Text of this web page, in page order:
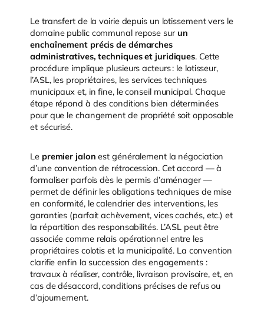
Le transfert de la voirie depuis un lotissement vers le
domaine public communal repose sur un
enchaînement précis de démarches
administratives, techniques et juridiques. Cette
procédure implique plusieurs acteurs : le lotisseur,
l’ASL, les propriétaires, les services techniques
municipaux et, in fine, le conseil municipal. Chaque
étape répond à des conditions bien déterminées
pour que le changement de propriété soit opposable
et sécurisé.
Le premier jalon est généralement la négociation
d’une convention de rétrocession. Cet accord — à
formaliser parfois dès le permis d’aménager —
permet de définir les obligations techniques de mise
en conformité, le calendrier des interventions, les
garanties (parfait achèvement, vices cachés, etc.) et
la répartition des responsabilités. L’ASL peut être
associée comme relais opérationnel entre les
propriétaires colotis et la municipalité. La convention
clarifie enfin la succession des engagements :
travaux à réaliser, contrôle, livraison provisoire, et, en
cas de désaccord, conditions précises de refus ou
d’ajournement.